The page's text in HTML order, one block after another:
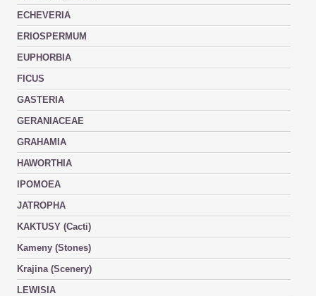
ECHEVERIA
ERIOSPERMUM
EUPHORBIA
FICUS
GASTERIA
GERANIACEAE
GRAHAMIA
HAWORTHIA
IPOMOEA
JATROPHA
KAKTUSY (Cacti)
Kameny (Stones)
Krajina (Scenery)
LEWISIA